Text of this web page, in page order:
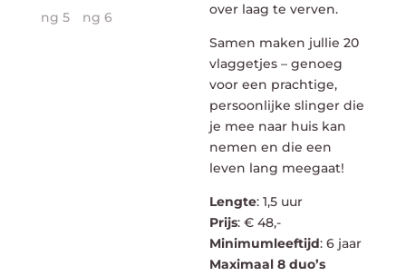
over laag te verven.
Samen maken jullie 20
vlaggetjes – genoeg
voor een prachtige,
persoonlijke slinger die
je mee naar huis kan
nemen en die een
leven lang meegaat!
Lengte: 1,5 uur
Prijs: € 48,-
Minimumleeftijd: 6 jaar
Maximaal 8 duo’s